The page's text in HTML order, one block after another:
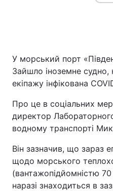
У морський порт
Зайшло іноземне судно,
екіпажу інфікована
Про це в соціальних
директор
водному транспорті
Він зазначив, що зараз
щодо морського
(вантажопідйомністю
наразі знаходиться в